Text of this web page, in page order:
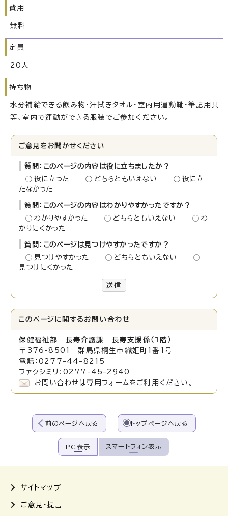
費用
無料
定員
20人
持ち物
水分補給できる飲み物・汗拭きタオル・室内用運動靴・筆記用具
等、室内で運動ができる服装でご参加ください。
ご意見をお聞かせください
質問：このページの内容は役に立ちましたか？
役に立った
どちらともいえない
役に立
たなかった
質問：このページの内容はわかりやすかったですか？
わかりやすかった
どちらともいえない
わ
かりにくかった
質問：このページは見つけやすかったですか？
見つけやすかった
どちらともいえない
見つけにくかった
送信
このページに関する お問い合わせ
保健福祉部 長寿介護課 長寿支援係（1階）
〒376-8501 群馬県桐生市織姫町1番1号
電話：0277-44-8215
ファクシミリ：0277-45-2940
お問い合わせは専用フォームをご利用ください。
前のページへ戻る トップページへ戻る
PC表示 スマートフォン表示
サイトマップ
ご意見・提言